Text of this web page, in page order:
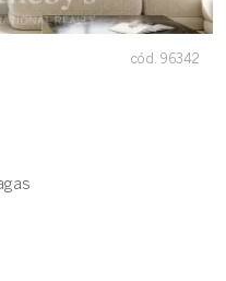
cód. 96342